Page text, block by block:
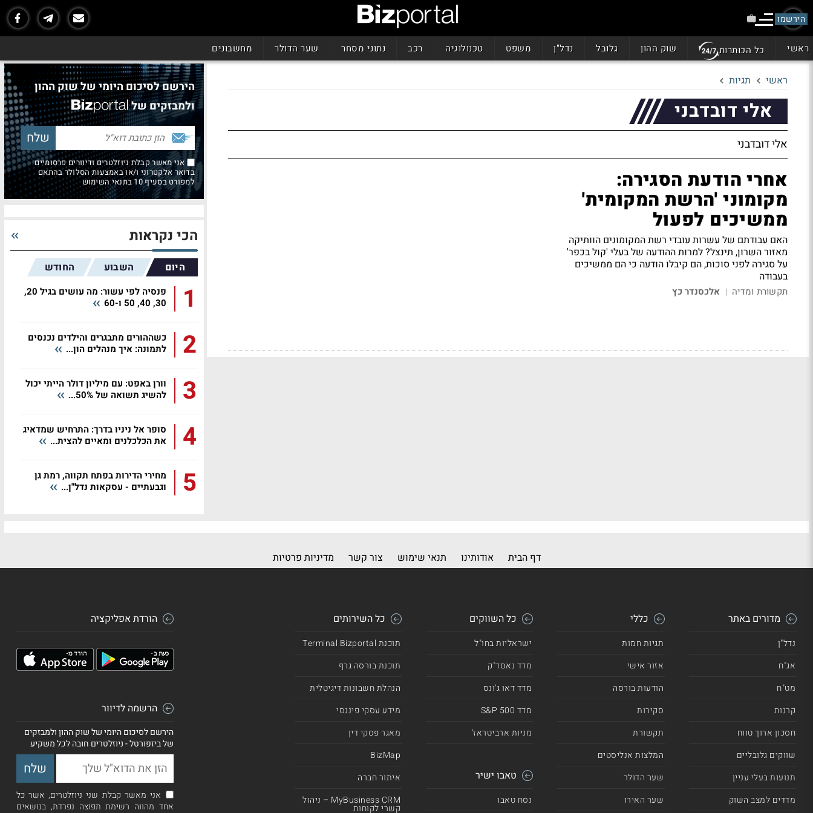
הירשמו
ראשי כל הכותרות שוק ההון גלובל נדל"ן משפט טכנולוגיה רכב נתוני מסחר שער הדולר מחשבונים
ראשי תגיות
אלי דובדבני
אלי דובדבני
אחרי הודעת הסגירה:
מקומוני 'הרשת המקומית'
ממשיכים לפעול
האם עבודתם של עשרות עובדי רשת המקומונים הוותיקה
מאזור השרון, תינצל? למרות ההודעה של בעלי 'קול בכפר'
על סגירה לפני סוכות, הם קיבלו הודעה כי הם ממשיכים
בעבודה
תקשורת ומדיה | אלכסנדר כץ
הירשם לסיכום היומי של שוק ההון
ולמבזקים של
אני מאשר קבלת ניוזלטרים ודיוורים פרסומיים
בדואר אלקטרוני ו/או באמצעות הסלולר בהתאם
למפורט בסעיף 10 בתנאי השימוש
הכי נקראות
היום השבוע החודש
1
פנסיה לפי עשור: מה עושים בגיל 20,
30, 40, 50 ו-60
2
כשההורים מתבגרים והילדים נכנסים
לתמונה: איך מנהלים הון...
3
וורן באפט: עם מיליון דולר הייתי יכול
להשיג תשואה של 50%...
4
סופר אל ניניו בדרך: התרחיש שמדאיג
את הכלכלנים ומאיים להצית...
5
מחירי הדירות בפתח תקווה, רמת גן
וגבעתיים - עסקאות נדל"ן...
דף הבית אודותינו תנאי שימוש צור קשר מדיניות פרטיות
מדורים באתר
נדל"ן
אג"ח
מט"ח
קרנות
חסכון ארוך טווח
שווקים גלובליים
תנועות בעלי עניין
מדדים למצב השוק
כללי
תגיות חמות
אזור אישי
הודעות בורסה
סקירות
תקשורת
המלצות אנליסטים
שער הדולר
שער האירו
כל השווקים
ישראליות בחו"ל
מדד נאסד"ק
מדד דאו ג'ונס
מדד 500 S&P
מניות ארביטראז'
טאבו ישיר
נסח טאבו
כל השירותים
תוכנת Terminal Bizportal
תוכנת בורסה גרף
הנהלת חשבונות דיגיטלית
מידע עסקי פיננסי
מאגר פסקי דין
BizMap
איתור חברה
MyBusiness CRM – ניהול
קשרי לקוחות
הורדת אפליקציה
הרשמה לדיוור
הירשם לסיכום היומי של שוק ההון ולמבזקים
של ביזפורטל - ניוזלטרים חובה לכל משקיע
אני מאשר קבלת שני ניוזלטרים, אשר כל
אחד מהווה רשימת תפוצה נפרדת, בנושאים